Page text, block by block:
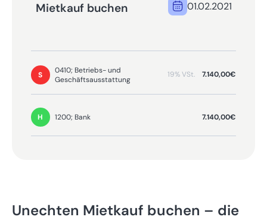
Mietkauf buchen 01.02.2021
S
0410; Betriebs- und
Geschäftsausstattung
19% VSt. 7.140,00€
H 1200; Bank 7.140,00€
Unechten Mietkauf buchen – die